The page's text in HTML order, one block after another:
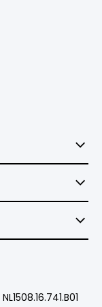
NL1508.16.741.B01